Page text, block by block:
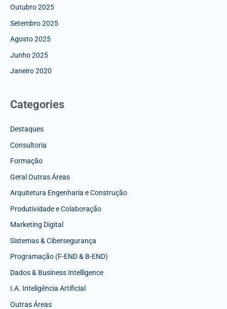
Outubro 2025
Setembro 2025
Agosto 2025
Junho 2025
Janeiro 2020
Categories
Destaques
Consultoria
Formação
Geral Outras Áreas
Arquitetura Engenharia e Construção
Produtividade e Colaboração
Marketing Digital
Sistemas & Cibersegurança
Programação (F-END & B-END)
Dados & Business Intelligence
I.A. Inteligência Artificial
Outras Áreas